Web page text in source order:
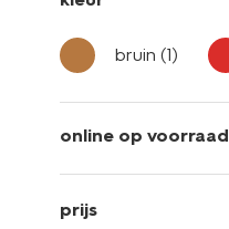
bruin (1)
online op voorraad
prijs